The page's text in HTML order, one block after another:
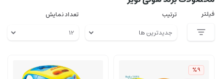
فیلتر ترتیب تعداد نمایش
%9